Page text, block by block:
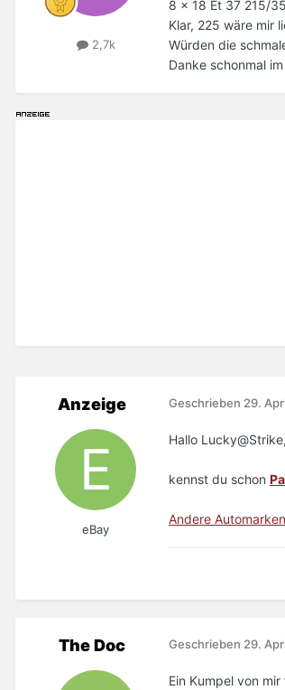
2,7k
8 x 18 Et 37 215/
Klar, 225 wäre mir
Würden die
Danke schonmal
Anzeige
eBay
Geschrieben 29.
Hallo Lucky@Strike,
kennst du schon
Andere
The Doc Geschrieben 29.
Ein Kumpel von